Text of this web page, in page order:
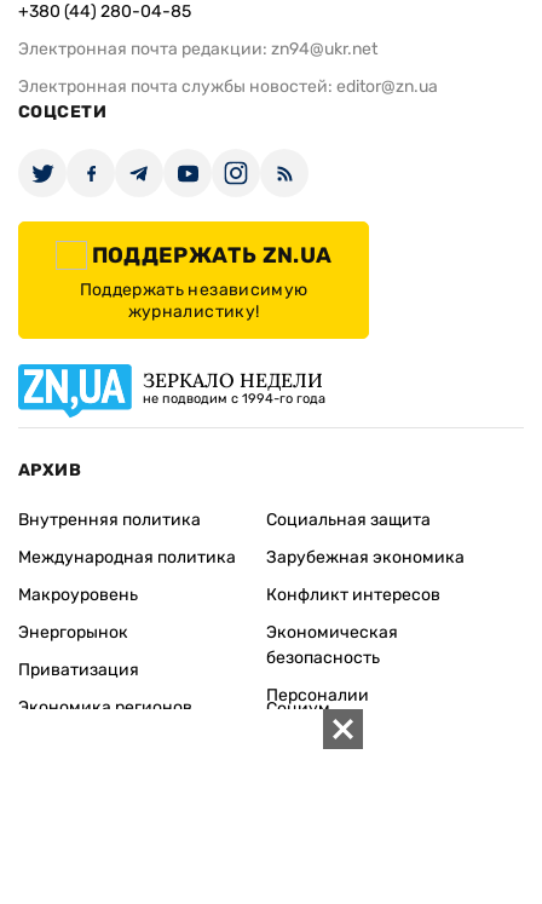
+380 (44) 280-04-85
Электронная почта редакции: zn94@ukr.net
Электронная почта службы новостей: editor@zn.ua
СОЦСЕТИ
ПОДДЕРЖАТЬ ZN.UA
Поддержать независимую
журналистику!
ЗЕРКАЛО НЕДЕЛИ
не подводим с 1994-го года
АРХИВ
Внутренняя политика
Международная политика
Макроуровень
Энергорынок
Приватизация
Экономика регионов
Социальная защита
Зарубежная экономика
Конфликт интересов
Экономическая
безопасность
Персоналии
Социум
История